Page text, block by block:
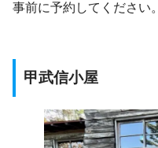
事前に予約してください。
甲武信小屋